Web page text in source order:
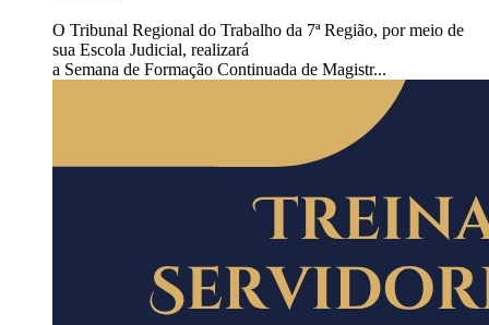
O Tribunal Regional do Trabalho da 7ª Região, por meio de
sua Escola Judicial, realizará
a Semana de Formação Continuada de Magistr...